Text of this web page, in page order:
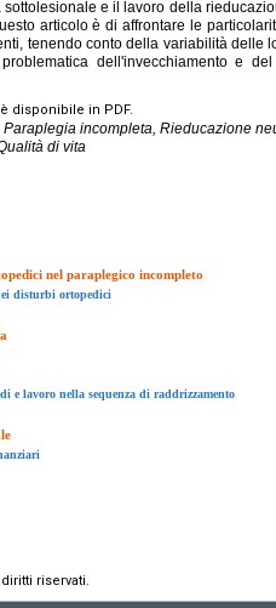
sottolesionale e il lavoro della
articolo è di affrontare le
tenendo conto della variabilità delle
dell'invecchiamento e
disponibile in PDF.
incompleta, Rieducazione
di vita
nel paraplegico incompleto
disturbi ortopedici
lavoro nella sequenza di raddrizzamento
riservati.